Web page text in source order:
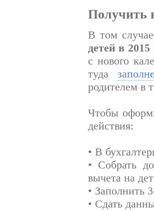
В том
детей в 2015
с нового
туда
родителем в
Чтобы
действия:
• В
• Собрать
вычета на
• Заполнить
• Сдать